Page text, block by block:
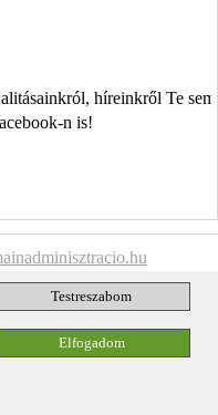
híreinkről Te
n is!